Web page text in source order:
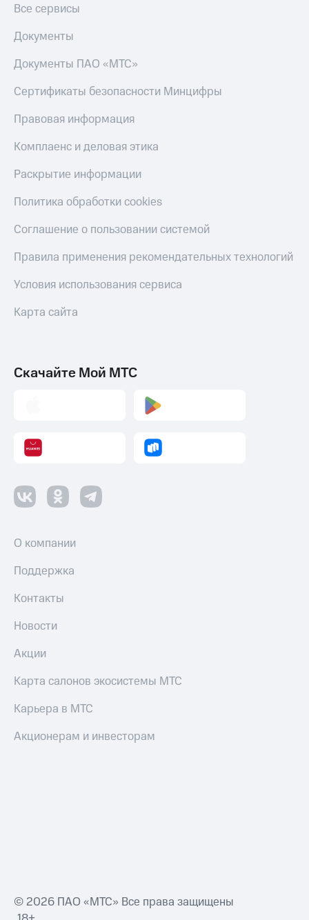
по QR-
коду
за границей
магазин
Смартфоны
Наушники
колонки
Умные
и
дом
Планшеты
Акции
и
товары
Все сервисы
Документы
Документы ПАО «МТС»
Сертификаты безопасности Минцифры
Правовая информация
Комплаенс и деловая этика
Раскрытие информации
Политика обработки cookies
Соглашение о пользовании системой
Правила применения рекомендательных технологий
Условия использования сервиса
Карта сайта
Скачайте Мой МТС
О компании
Поддержка
Контакты
Новости
Акции
Карта салонов экосистемы МТС
Карьера в МТС
Акционерам и инвесторам
© 2026 ПАО «МТС» Все права защищены